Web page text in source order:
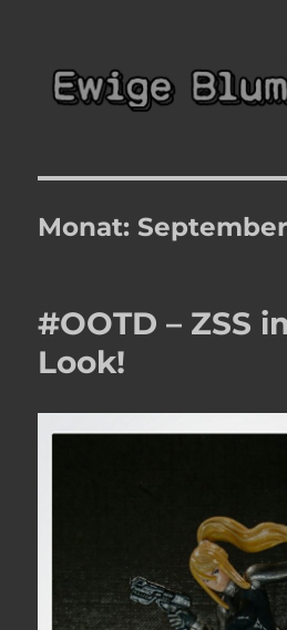
Ewige Blumenkraft
Monat:
#OOTD – ZSS
Look!